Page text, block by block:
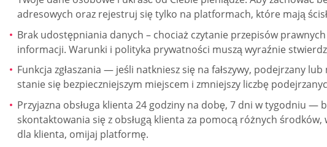
adresowych oraz rejestruj się tylko na platformach, które mają
Brak udostępniania danych – chociaż czytanie przepisów
informacji. Warunki i polityka prywatności muszą wyraźnie
Funkcja zgłaszania — jeśli natkniesz się na fałszywy, podejrzany
stanie się bezpieczniejszym miejscem i zmniejszy liczbę
Przyjazna obsługa klienta 24 godziny na dobę, 7 dni w tygodniu —
skontaktowania się z obsługą klienta za pomocą różnych
dla klienta, omijaj platformę.